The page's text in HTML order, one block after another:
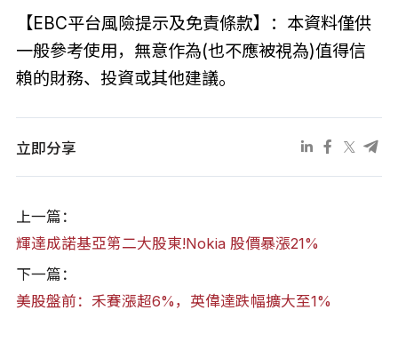
【EBC平台風險提示及免責條款】：本資料僅供
一般參考使用，無意作為(也不應被視為)值得信
賴的財務、投資或其他建議。
立即分享
上一篇：
輝達成諾基亞第二大股東!Nokia 股價暴漲21%
下一篇：
美股盤前：禾賽漲超6%，英偉達跌幅擴大至1%